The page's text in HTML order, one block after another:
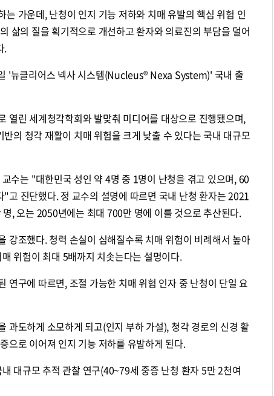
가운데, 난청이 인지 기능 저하와 치매 유발의 핵심 위험 인
삶의 질을 획기적으로 개선하고 환자와 의료진의 부담을 덜어
.
'뉴클리어스 넥사 시스템(Nucleus® Nexa System)' 국내 출
열린 세계청각학회와 발맞춰 미디어를 대상으로 진행됐으며,
의 청각 재활이 치매 위험을 크게 낮출 수 있다는 국내 대규모
수는 "대한민국 성인 약 4명 중 1명이 난청을 겪고 있으며, 60
고 진단했다. 정 교수의 설명에 따르면 국내 난청 환자는 2021
, 오는 2050년에는 최대 700만 명에 이를 것으로 추산된다.
강조했다. 청력 손실이 심해질수록 치매 위험이 비례해서 높아
위험이 최대 5배까지 치솟는다는 설명이다.
구에 따르면, 조절 가능한 치매 위험 인자 중 난청이 단일 요
과도하게 소모하게 되고(인지 부하 가설), 청각 경로의 신경 활
으로 이어져 인지 기능 저하를 유발하게 된다.
대규모 추적 관찰 연구(40~79세 중증 난청 환자 5만 2천여